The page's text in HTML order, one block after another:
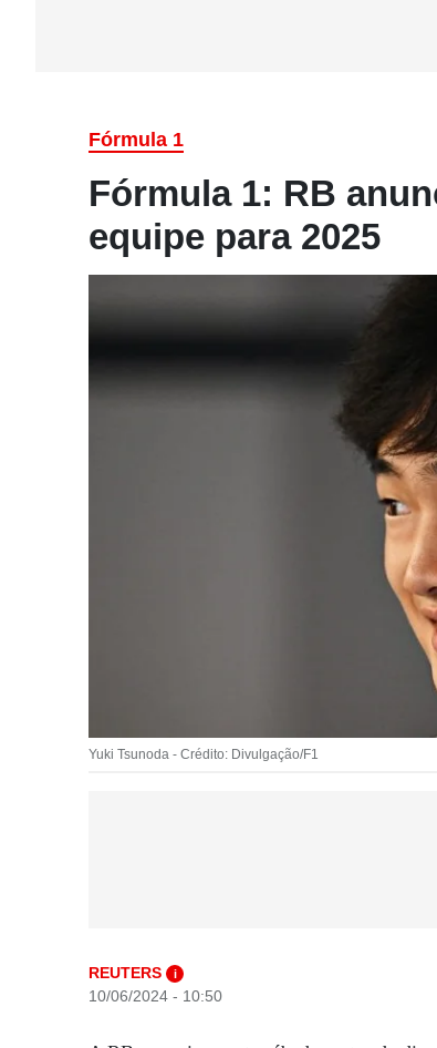
Fórmula 1
Fórmula 1: RB
equipe para 2025
Yuki Tsunoda - Crédito: Divulgação/F1
REUTERS i
10/06/2024 - 10:50